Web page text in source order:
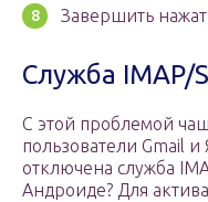
Завершить
Служба IMAP/
С этой проблемой
пользователи Gmail
отключена служба
Андроиде? Для